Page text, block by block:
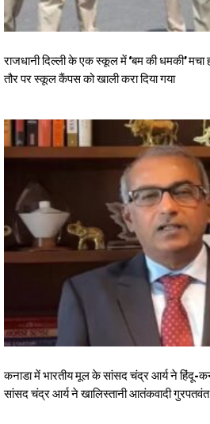
राजधानी दिल्ली के एक स्कूल में ‘बम की धमकी’
तौर पर स्कूल कैंपस को खाली करा दिया गया
कनाडा में भारतीय मूल के सांसद चंद्र आर्य ने हिंदू-
सांसद चंद्र आर्य ने खालिस्तानी आतंकवादी